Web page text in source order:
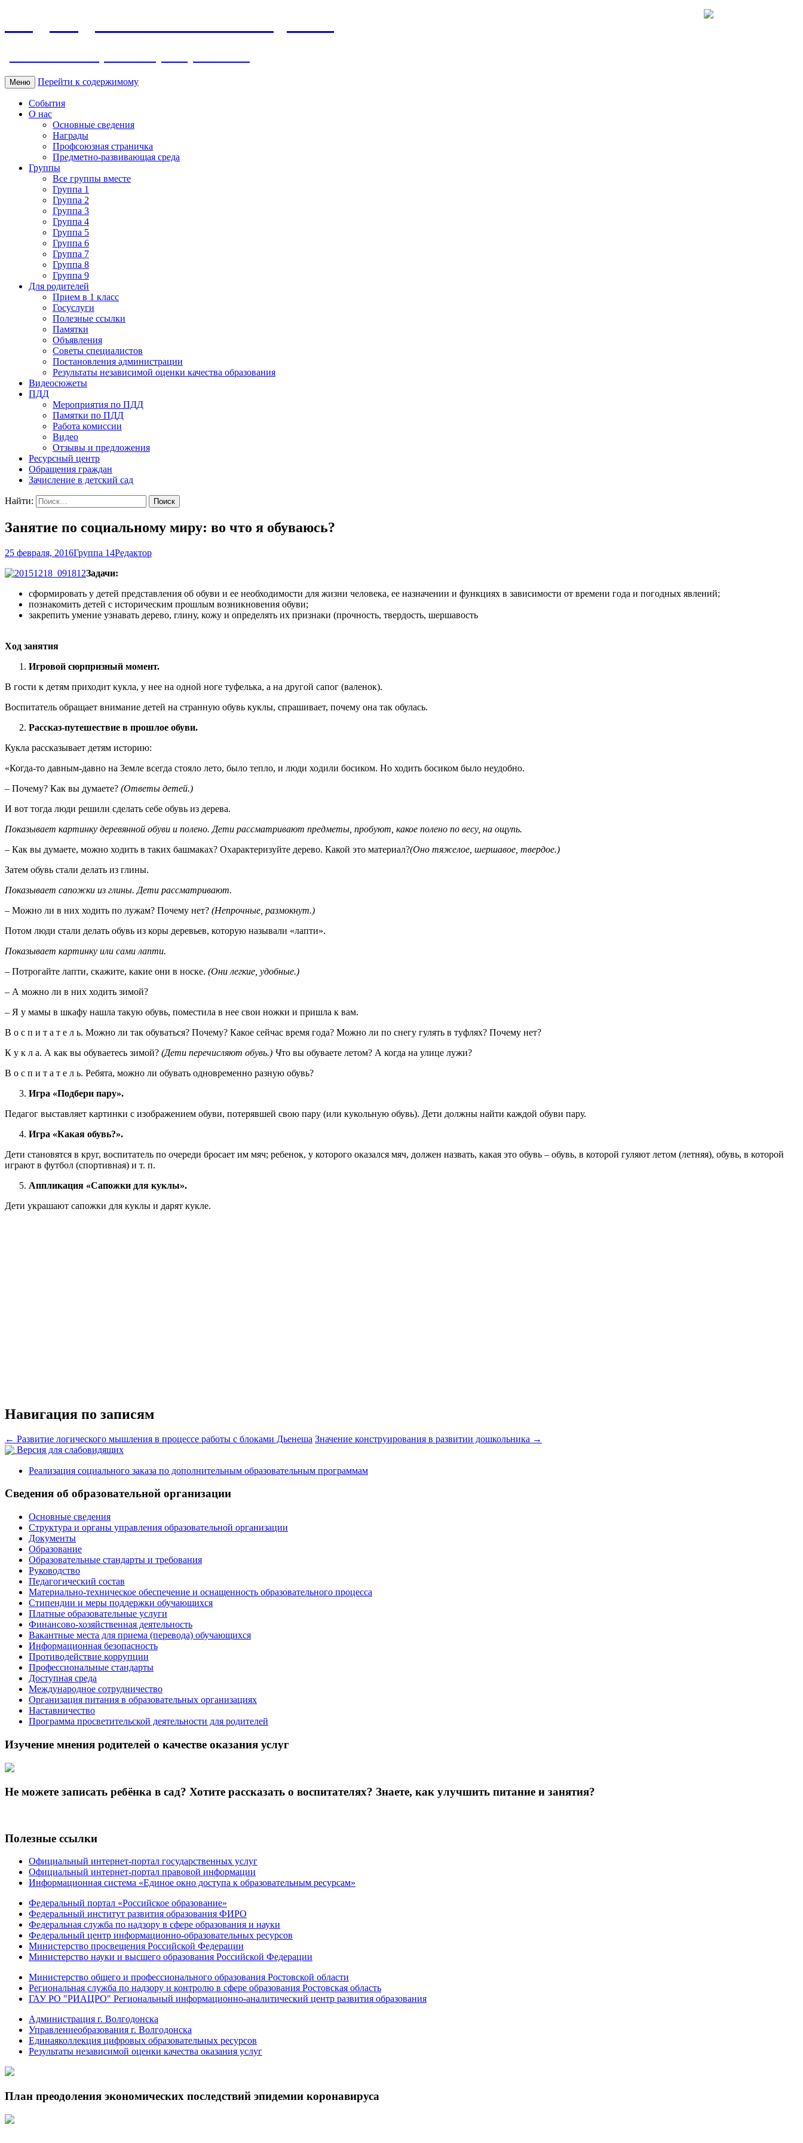
Меню Перейти к содержимому
События
О нас
Основные сведения
Награды
Профсоюзная страничка
Предметно-развивающая среда
Группы
Все группы вместе
Группа 1
Группа 2
Группа 3
Группа 4
Группа 5
Группа 6
Группа 7
Группа 8
Группа 9
Для родителей
Прием в 1 класс
Госуслуги
Полезные ссылки
Памятки
Объявления
Советы специалистов
Постановления администрации
Результаты независимой оценки качества образования
Видеосюжеты
ПДД
Мероприятия по ПДД
Памятки по ПДД
Работа комиссии
Видео
Отзывы и предложения
Ресурсный центр
Обращения граждан
Зачисление в детский сад
Найти:
Занятие по социальному миру: во что я обуваюсь?
25 февраля, 2016Группа 14Редактор
Задачи:
сформировать у детей представления об обуви и ее необходимости для жизни человека, ее назначении и функциях в зависимости от времени года и погодных явлений;
познакомить детей с историческим прошлым возникновения обуви;
закрепить умение узнавать дерево, глину, кожу и определять их признаки (прочность, твердость, шершавость
Ход занятия
Игровой сюрпризный момент.
В гости к детям приходит кукла, у нее на одной ноге туфелька, а на другой сапог (валенок).
Воспитатель обращает внимание детей на странную обувь куклы, спрашивает, почему она так обулась.
Рассказ-путешествие в прошлое обуви.
Кукла рассказывает детям историю:
«Когда-то давным-давно на Земле всегда стояло лето, было тепло, и люди ходили босиком. Но ходить босиком было неудобно.
– Почему? Как вы думаете? (Ответы детей.)
И вот тогда люди решили сделать себе обувь из дерева.
Показывает картинку деревянной обуви и полено. Дети рассматривают предметы, пробуют, какое полено по весу, на ощупь.
– Как вы думаете, можно ходить в таких башмаках? Охарактеризуйте дерево. Какой это материал?(Оно тяжелое, шершавое, твердое.)
Затем обувь стали делать из глины.
Показывает сапожки из глины. Дети рассматривают.
– Можно ли в них ходить по лужам? Почему нет? (Непрочные, размокнут.)
Потом люди стали делать обувь из коры деревьев, которую называли «лапти».
Показывает картинку или сами лапти.
– Потрогайте лапти, скажите, какие они в носке. (Они легкие, удобные.)
– А можно ли в них ходить зимой?
– Я у мамы в шкафу нашла такую обувь, поместила в нее свои ножки и пришла к вам.
В о с п и т а т е л ь. Можно ли так обуваться? Почему? Какое сейчас время года? Можно ли по снегу гулять в туфлях? Почему нет?
К у к л а. А как вы обуваетесь зимой? (Дети перечисляют обувь.) Что вы обуваете летом? А когда на улице лужи?
В о с п и т а т е л ь. Ребята, можно ли обувать одновременно разную обувь?
Игра «Подбери пару».
Педагог выставляет картинки с изображением обуви, потерявшей свою пару (или кукольную обувь). Дети должны найти каждой обуви пару.
Игра «Какая обувь?».
Дети становятся в круг, воспитатель по очереди бросает им мяч; ребенок, у которого оказался мяч, должен назвать, какая это обувь – обувь, в которой гуляют летом (летняя), обувь, в которой
играют в футбол (спортивная) и т. п.
Аппликация «Сапожки для куклы».
Дети украшают сапожки для куклы и дарят кукле.
Навигация по записям
← Развитие логического мышления в процессе работы с блоками Дьенеша Значение конструирования в развитии дошкольника →
Версия для слабовидящих
Реализация социального заказа по дополнительным образовательным программам
Сведения об образовательной организации
Основные сведения
Структура и органы управления образовательной организации
Документы
Образование
Образовательные стандарты и требования
Руководство
Педагогический состав
Материально-техническое обеспечение и оснащенность образовательного процесса
Стипендии и меры поддержки обучающихся
Платные образовательные услуги
Финансово-хозяйственная деятельность
Вакантные места для приема (перевода) обучающихся
Информационная безопасность
Противодействие коррупции
Профессиональные стандарты
Доступная среда
Международное сотрудничество
Организация питания в образовательных организациях
Наставничество
Программа просветительской деятельности для родителей
Изучение мнения родителей о качестве оказания услуг
Не можете записать ребёнка в сад? Хотите рассказать о воспитателях? Знаете, как улучшить питание и занятия?
Полезные ссылки
Официальный интернет-портал государственных услуг
Официальный интернет-портал правовой информации
Информационная система «Единое окно доступа к образовательным ресурсам»
Федеральный портал «Российское образование»
Федеральный институт развития образования ФИРО
Федеральная служба по надзору в сфере образования и науки
Федеральный центр информационно-образовательных ресурсов
Министерство просвещения Российской Федерации
Министерство науки и высшего образования Российской Федерации
Министерство общего и профессионального образования Ростовской области
Региональная служба по надзору и контролю в сфере образования Ростовская область
ГАУ РО "РИАЦРО" Региональный информационно-аналитический центр развития образования
Администрация г. Волгодонска
Управлениеобразования г. Волгодонска
Единаяколлекция цифровых образовательных ресурсов
Результаты независимой оценки качества оказания услуг
План преодоления экономических последствий эпидемии коронавируса